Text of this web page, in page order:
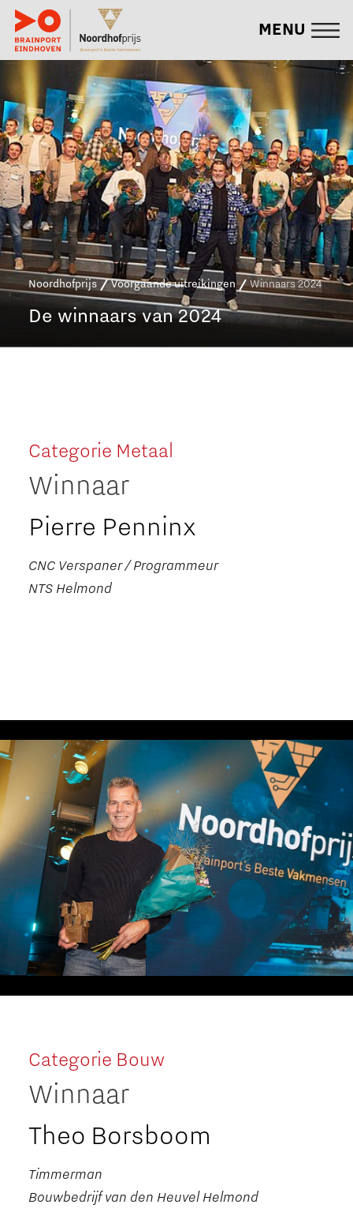
MENU
Noordhofprijs Voorgaande uitreikingen Winnaars 2024
De winnaarsvan2024
Categorie Metaal
Winnaar
Pierre Penninx
CNC Verspaner / Programmeur
NTS Helmond
Categorie Bouw
Winnaar
Theo Borsboom
Timmerman
Bouwbedrijf van den Heuvel Helmond